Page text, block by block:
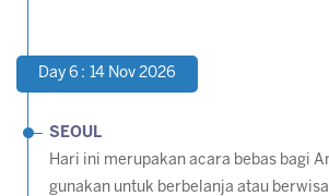
Day 6 : 14 Nov 2026
SEOUL
Hari ini merupakan acara bebas bagi
gunakan untuk berbelanja atau